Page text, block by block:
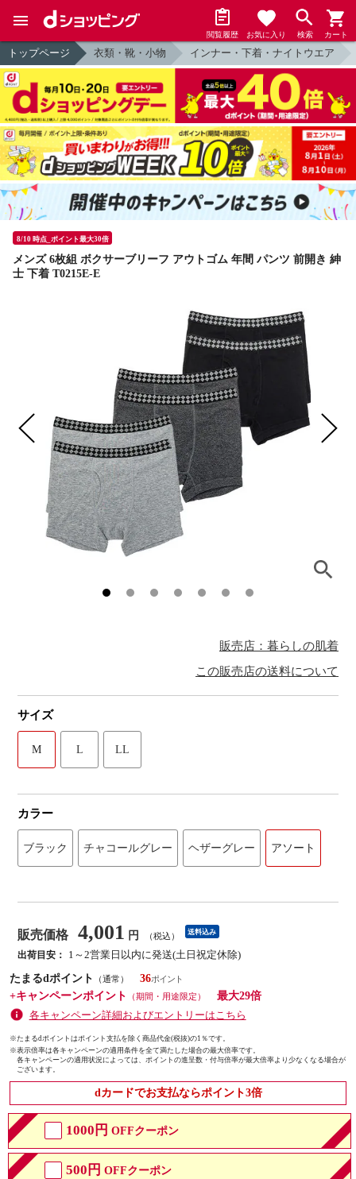
閲覧履歴 お気に入り 検索 カート
トップページ 衣類・靴・小物 インナー・下着・ナイトウエア
8/10 時点_ポイント最大30倍
メンズ 6枚組 ボクサーブリーフ アウトゴム 年間 パンツ 前開き 紳
士 下着 T0215E-E
販売店：暮らしの肌着
この販売店の送料について
サイズ
M L LL
カラー
ブラック チャコールグレー ヘザーグレー アソート
販売価格 4,001 円 （税込） 送料込み
出荷目安：
1～2営業日以内に発送(土日祝定休除)
たまるdポイント
（通常）
36
+キャンペーンポイント
（期間・用途限定）
最大29倍
各キャンペーン詳細およびエントリーはこちら
※たまるdポイントはポイント支払を除く商品代金(税抜)の1％です。
※表示倍率は各キャンペーンの適用条件を全て満たした場合の最大倍率です。
各キャンペーンの適用状況によっては、ポイントの進呈数・付与倍率が最大倍率より少なくなる場合が
ございます。
dカードでお支払ならポイント3倍
1000円 OFFクーポン
500円 OFFクーポン